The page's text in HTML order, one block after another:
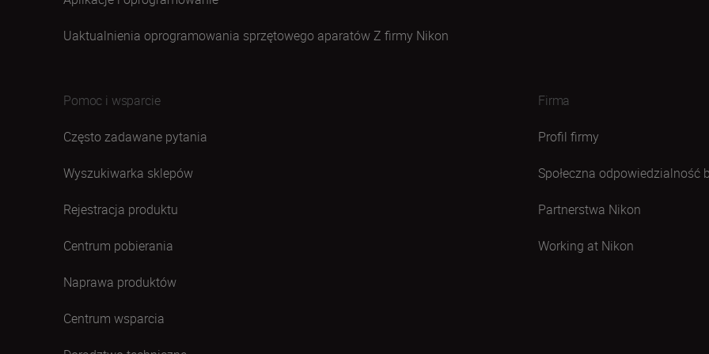
Uaktualnienia oprogramowania sprzętowego aparatów Z firmy Nikon
Pomoc i wsparcie
Często zadawane pytania
Wyszukiwarka sklepów
Rejestracja produktu
Centrum pobierania
Naprawa produktów
Centrum wsparcia
Firma
Profil firmy
Społeczna odpowiedzialność
Partnerstwa Nikon
Working at Nikon